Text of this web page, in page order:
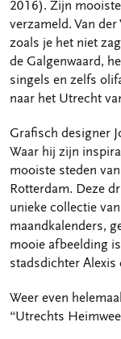
2016). Zijn
verzameld. Van
zoals je het niet
de Galgenwaard,
singels en zelfs
naar het Utrecht
Grafisch designer
Waar hij zijn
mooiste steden
Rotterdam. Deze
unieke collectie
maandkalenders,
mooie afbeelding
stadsdichter Alexis
Weer even
“Utrechts